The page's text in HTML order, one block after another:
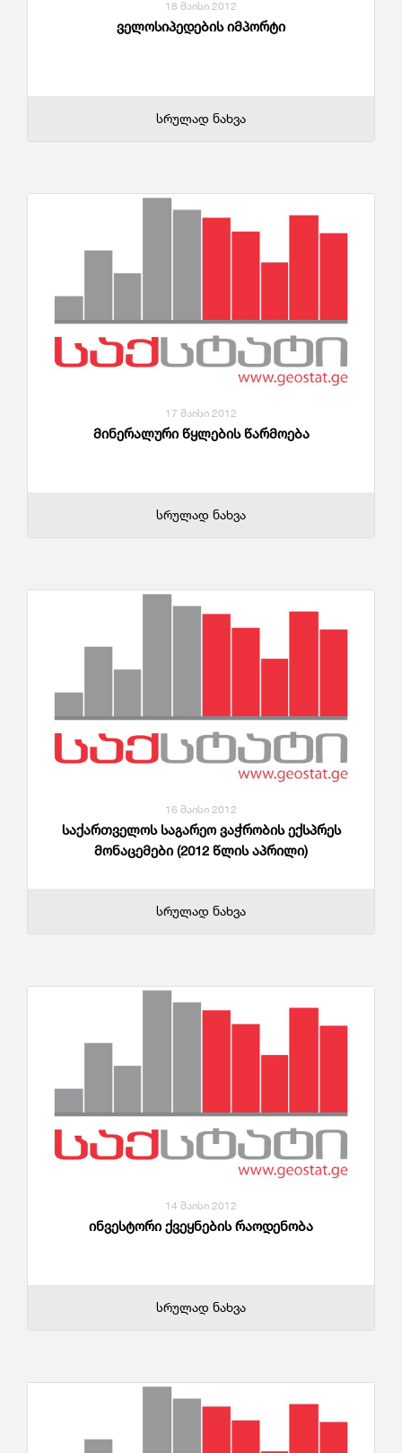
18 მაისი 2012
ველოსიპედების იმპორტი
სრულად ნახვა
17 მაისი 2012
მინერალური წყლების წარმოება
სრულად ნახვა
16 მაისი 2012
საქართველოს საგარეო ვაჭრობის ექსპრეს
მონაცემები (2012 წლის აპრილი)
სრულად ნახვა
14 მაისი 2012
ინვესტორი ქვეყნების რაოდენობა
სრულად ნახვა